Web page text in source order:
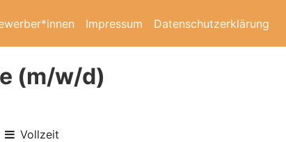
Impressum Datenschutzerklärung
(m/w/d)
Vollzeit